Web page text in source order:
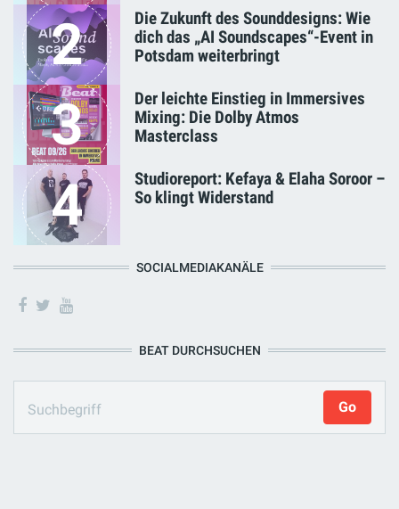
2
Die Zukunft des Sounddesigns: Wie
dich das „AI Soundscapes“-Event in
Potsdam weiterbringt
3
Der leichte Einstieg in Immersives
Mixing: Die Dolby Atmos
Masterclass
4
Studioreport: Kefaya & Elaha Soroor –
So klingt Widerstand
SOCIALMEDIAKANÄLE
BEAT DURCHSUCHEN